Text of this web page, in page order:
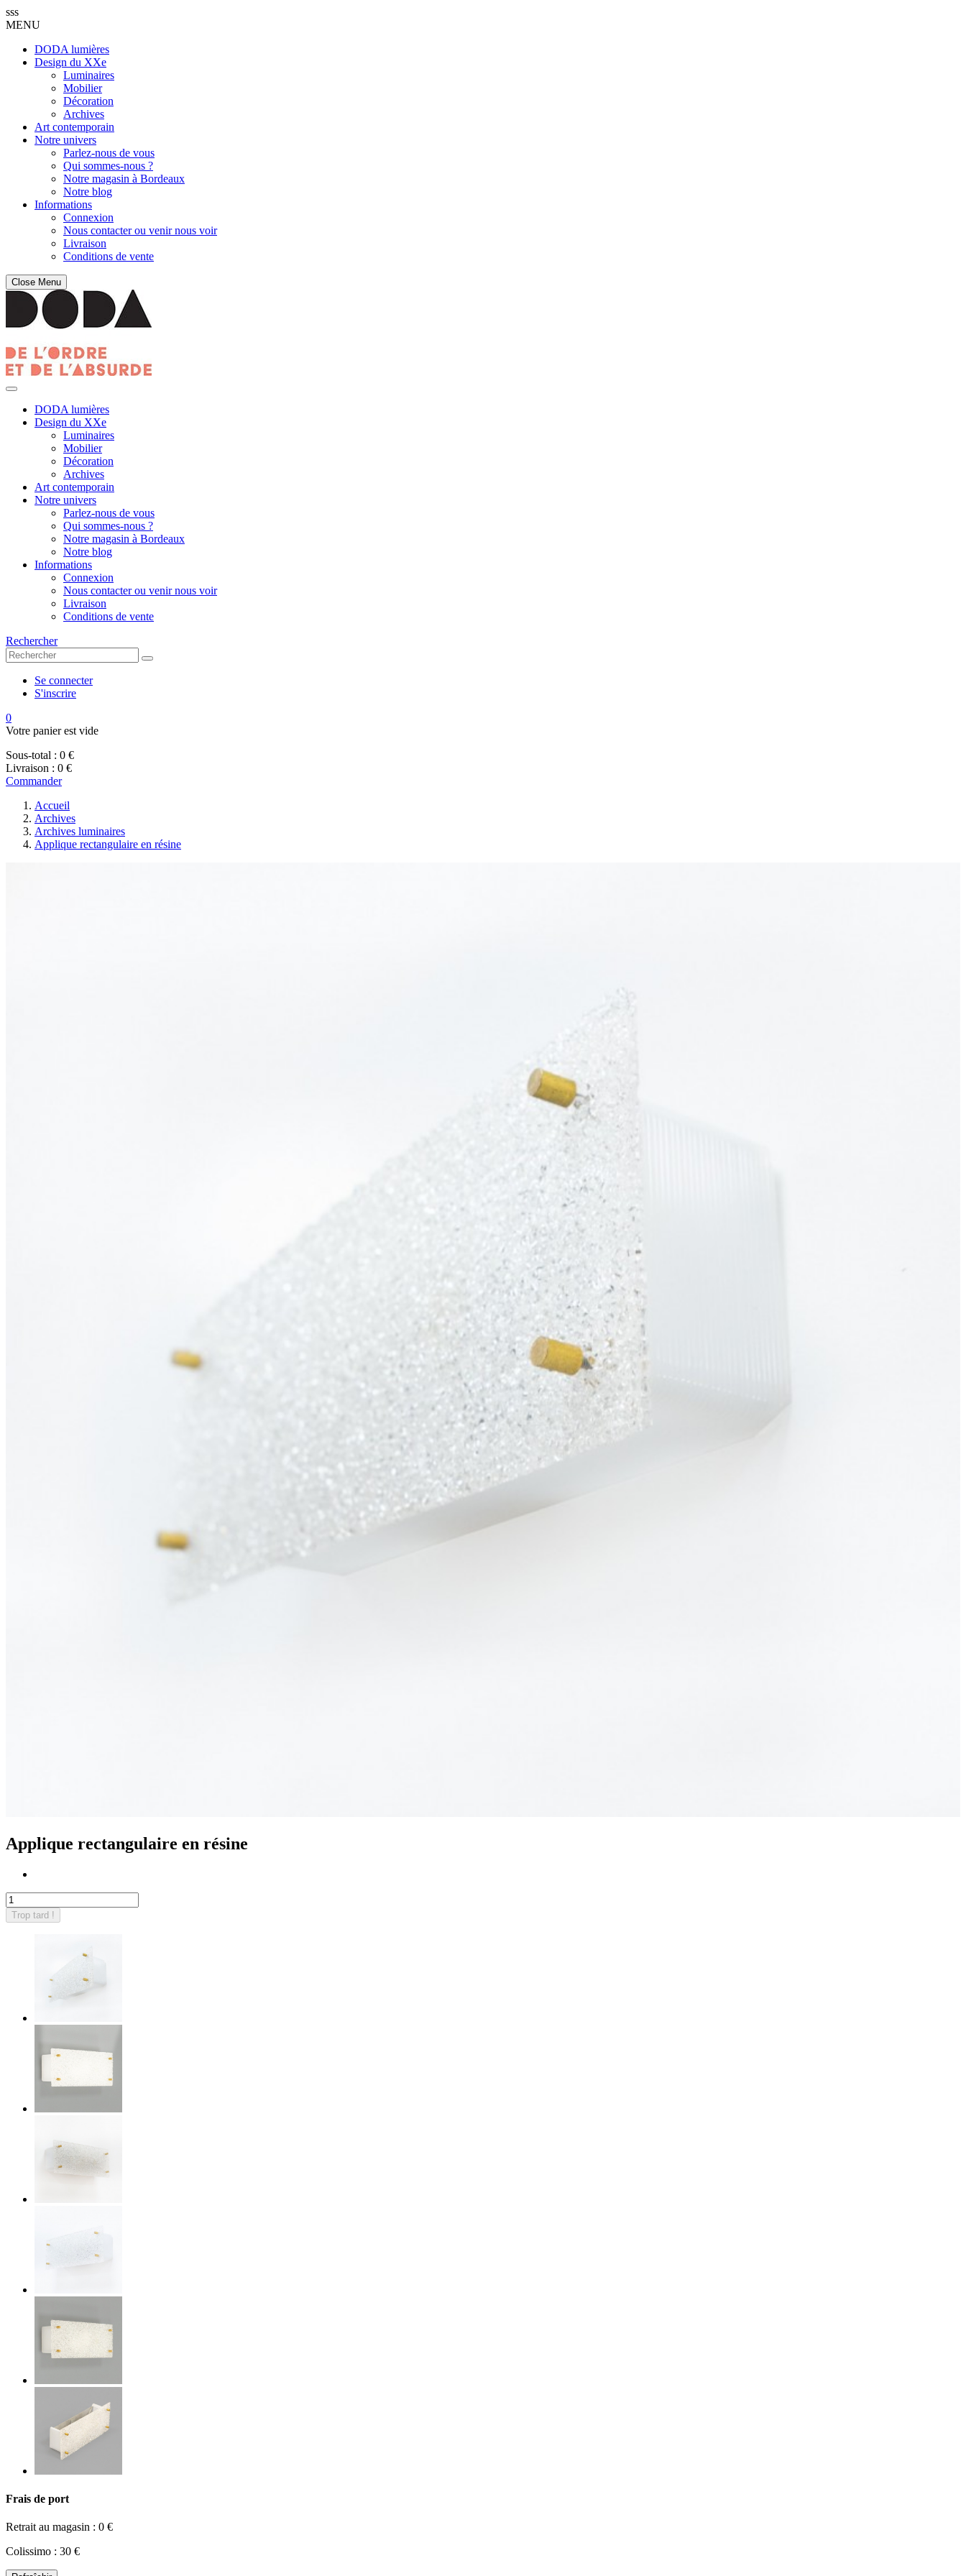
sss
MENU
DODA lumières
Design du XXe
Luminaires
Mobilier
Décoration
Archives
Art contemporain
Notre univers
Parlez-nous de vous
Qui sommes-nous ?
Notre magasin à Bordeaux
Notre blog
Informations
Connexion
Nous contacter ou venir nous voir
Livraison
Conditions de vente
Close Menu
DODA lumières
Design du XXe
Luminaires
Mobilier
Décoration
Archives
Art contemporain
Notre univers
Parlez-nous de vous
Qui sommes-nous ?
Notre magasin à Bordeaux
Notre blog
Informations
Connexion
Nous contacter ou venir nous voir
Livraison
Conditions de vente
Rechercher
Se connecter
S'inscrire
0
Votre panier est vide
Sous-total : 0 €
Livraison : 0 €
Commander
Accueil
Archives
Archives luminaires
Applique rectangulaire en résine
Applique rectangulaire en résine
Trop tard !
Frais de port
Retrait au magasin : 0 €
Colissimo : 30 €